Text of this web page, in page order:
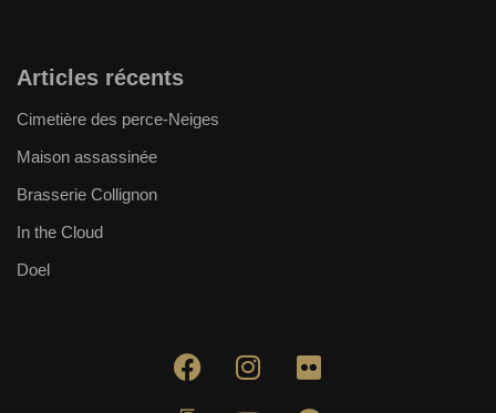
Articles récents
Cimetière des perce-Neiges
Maison assassinée
Brasserie Collignon
In the Cloud
Doel